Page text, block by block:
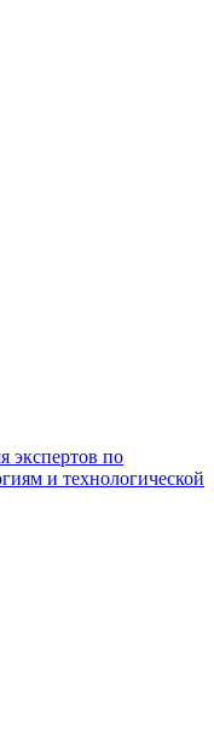
экспертов по
и технологической